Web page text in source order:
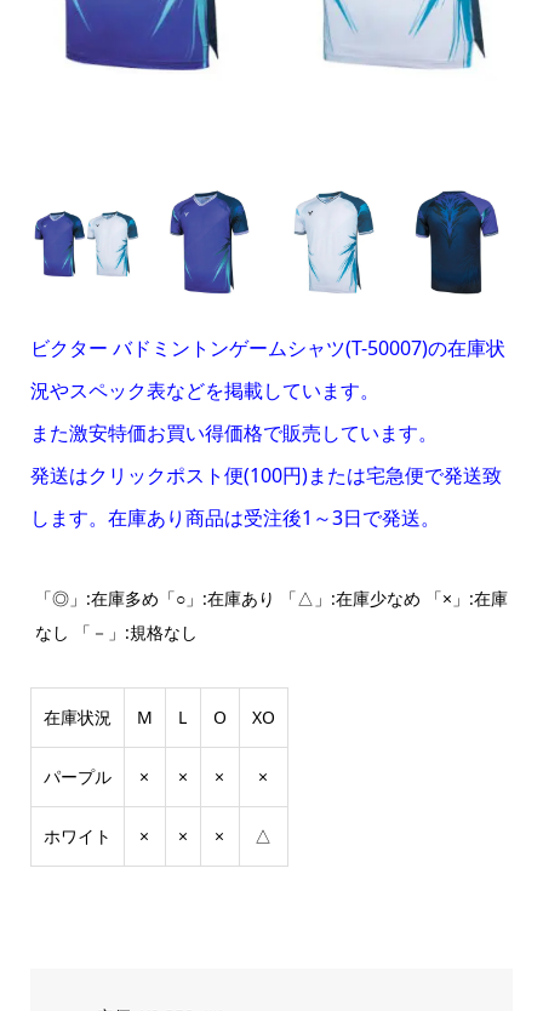
ビクター バドミントンゲームシャツ(T-50007)の在庫状
況やスペック表などを掲載しています。
また激安特価お買い得価格で販売しています。
発送はクリックポスト便(100円)または宅急便で発送致
します。在庫あり商品は受注後1～3日で発送。
「◎」:在庫多め「○」:在庫あり 「△」:在庫少なめ 「×」:在庫
なし 「－」:規格なし
在庫状況 M L O XO
パープル × × × ×
ホワイト × × × △